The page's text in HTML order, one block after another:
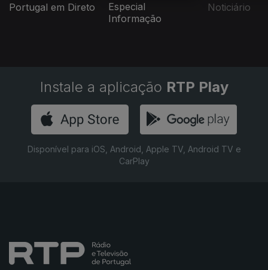
Portugal em Direto
Especial
Informação
Noticiário
Instale a aplicação RTP Play
Disponível para iOS, Android, Apple TV, Android TV e
CarPlay